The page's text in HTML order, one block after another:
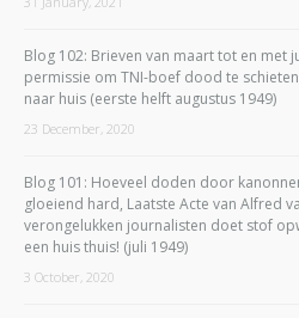
Blog 102: Brieven van maart tot en met
permissie om TNI-boef dood te
naar huis (eerste helft augustus 1949)
23 December, 2020
Blog 101: Hoeveel doden door
gloeiend hard, Laatste Acte van Alfred
verongelukken journalisten doet stof
een huis thuis! (juli 1949)
3 October, 2020